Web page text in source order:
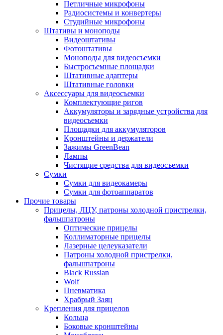
Петличные микрофоны
Радиосистемы и конвертеры
Студийные микрофоны
Штативы и моноподы
Видеоштативы
Фотоштативы
Моноподы для видеосъемки
Быстросъемные площадки
Штативные адаптеры
Штативные головки
Аксессуары для видеосъемки
Комплектующие ригов
Аккумуляторы и зарядные устройства для
видеосъемки
Площадки для аккумуляторов
Кронштейны и держатели
Зажимы GreenBean
Лампы
Чистящие средства для видеосъемки
Сумки
Сумки для видеокамеры
Сумки для фотоаппаратов
Прочие товары
Прицелы, ЛЦУ, патроны холодной пристрелки,
фальшпатроны
Оптические прицелы
Коллиматорные прицелы
Лазерные целеуказатели
Патроны холодной пристрелки,
фальшпатроны
Black Russian
Wolf
Пневматика
Храбрый Заяц
Крепления для прицелов
Кольца
Боковые кронштейны